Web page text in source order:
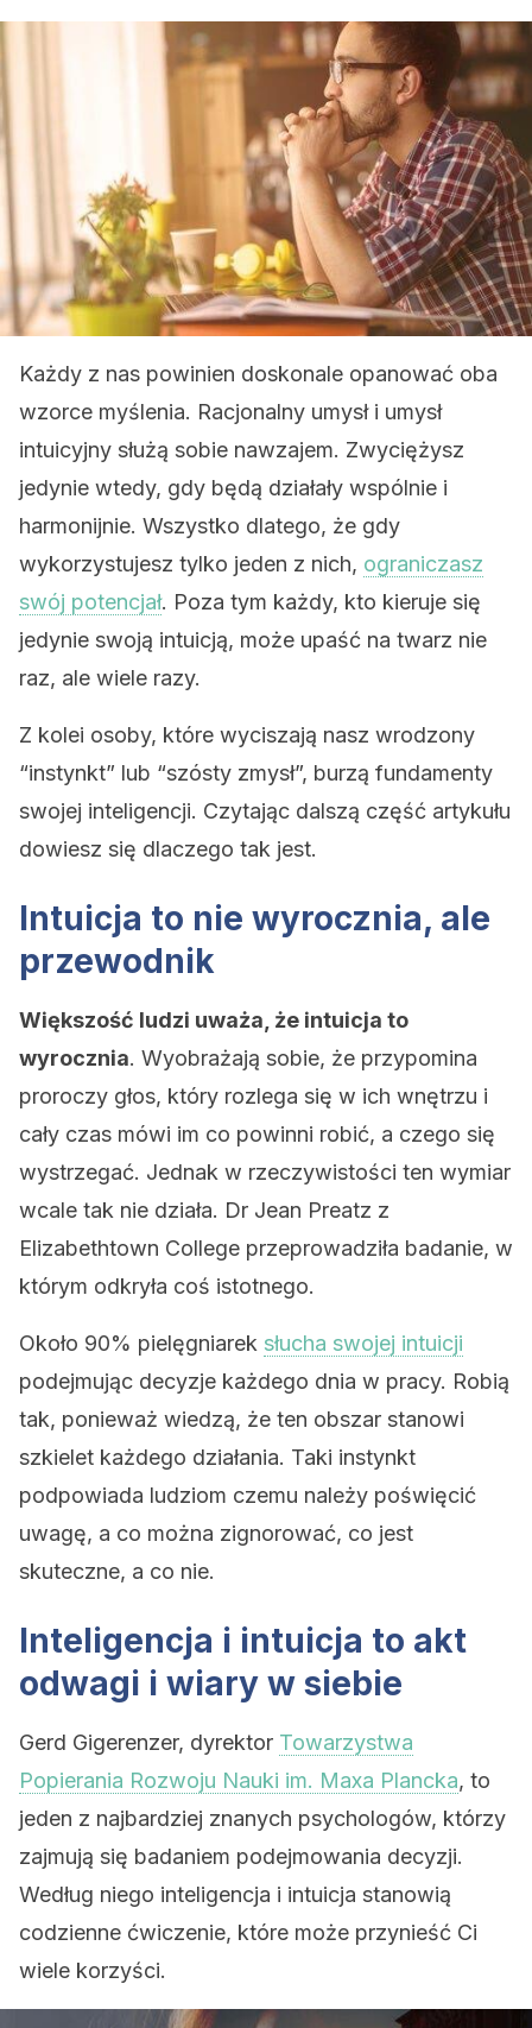
Każdy z nas powinien doskonale opanować oba
wzorce myślenia. Racjonalny umysł i umysł
intuicyjny służą sobie nawzajem. Zwyciężysz
jedynie wtedy, gdy będą działały wspólnie i
harmonijnie. Wszystko dlatego, że gdy
wykorzystujesz tylko jeden z nich, ograniczasz
swój potencjał. Poza tym każdy, kto kieruje się
jedynie swoją intuicją, może upaść na twarz nie
raz, ale wiele razy.
Z kolei osoby, które wyciszają nasz wrodzony
“instynkt” lub “szósty zmysł”, burzą fundamenty
swojej inteligencji. Czytając dalszą część artykułu
dowiesz się dlaczego tak jest.
Intuicja to nie wyrocznia, ale
przewodnik
Większość ludzi uważa, że intuicja to
wyrocznia. Wyobrażają sobie, że przypomina
proroczy głos, który rozlega się w ich wnętrzu i
cały czas mówi im co powinni robić, a czego się
wystrzegać. Jednak w rzeczywistości ten wymiar
wcale tak nie działa. Dr Jean Preatz z
Elizabethtown College przeprowadziła badanie, w
którym odkryła coś istotnego.
Około 90% pielęgniarek słucha swojej intuicji
podejmując decyzje każdego dnia w pracy. Robią
tak, ponieważ wiedzą, że ten obszar stanowi
szkielet każdego działania. Taki instynkt
podpowiada ludziom czemu należy poświęcić
uwagę, a co można zignorować, co jest
skuteczne, a co nie.
Inteligencja i intuicja to akt
odwagi i wiary w siebie
Gerd Gigerenzer, dyrektor Towarzystwa
Popierania Rozwoju Nauki im. Maxa Plancka, to
jeden z najbardziej znanych psychologów, którzy
zajmują się badaniem podejmowania decyzji.
Według niego inteligencja i intuicja stanowią
codzienne ćwiczenie, które może przynieść Ci
wiele korzyści.